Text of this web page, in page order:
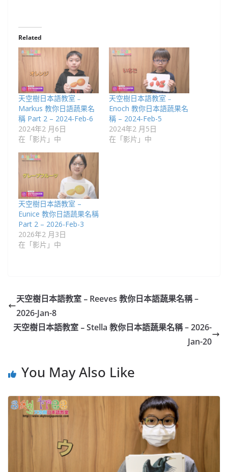
Related
天空樹日本語教室﹣
Markus 教你日語蔬果名
稱 Part 2 – 2024-Feb-6
2024年2 月6日
在「影片」中
天空樹日本語教室﹣
Enoch 教你日本語蔬果名
稱 – 2024-Feb-5
2024年2 月5日
在「影片」中
天空樹日本語教室 –
Eunice 教你日語蔬果名稱
Part 2 – 2026-Feb-3
2026年2 月3日
在「影片」中
天空樹日本語教室﹣Reeves 教你日本語蔬果名稱 –
2026-Jan-8
天空樹日本語教室﹣Stella 教你日本語蔬果名稱 – 2026-
Jan-20
You May Also Like